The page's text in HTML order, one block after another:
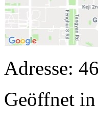
Adresse:
Geöffnet